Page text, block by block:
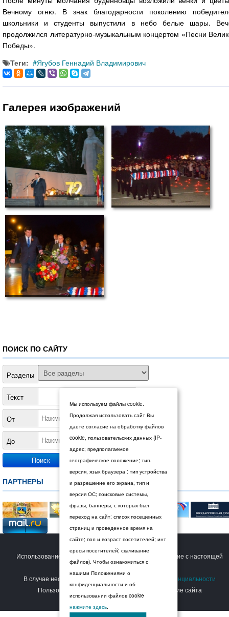
Вечному огню. В знак благодарности поколению
школьники и студенты выпустили в небо белые шары.
продолжился литературно-музыкальным концертом «Песни
Победы».
Теги:
Ягубов Геннадий Владимирович
Галерея изображений
ПОИСК ПО САЙТУ
Разделы
Текст
От
До
ПАРТНЕРЫ
© 2026 Дума Ставропольского края.
Использование сайта Пользователем означает согласие с настоящей
Политикой конфиденциальности
В случае несогласия с условиями
Политики конфиденциальности
Пользователь должен прекратить использование сайта
Мы используем файлы cookie.
Продолжая использовать сайт Вы
даете согласие на обработку файлов
cookie, пользовательских данных (IP-
адрес; предполагаемое
географическое положение; тип.
версия, язык браузера : тип устройства
и разрешение его экрана; тип и
версия ОС; поисковые системы,
фразы, баннеры, с которых был
переход на сайт: список посещенных
страниц и проведенное время на
сайте; пол и возраст посетителей; инт
ересы посетителей; скачивание
файлов). Чтобы ознакомиться с
нашими Положениями о
конфиденциальности и об
использовании файлов cookie
нажмите здесь.